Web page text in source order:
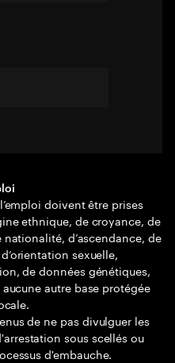
doivent être prises
ethnique, de croyance, de
d’ascendance, de
sexuelle,
de données génétiques,
autre base protégée
de ne pas divulguer les
sous scellés ou
d'embauche.